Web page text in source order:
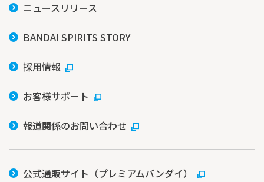
ニュースリリース
BANDAI SPIRITS STORY
採用情報
お客様サポート
報道関係のお問い合わせ
公式通販サイト（プレミアムバンダイ）